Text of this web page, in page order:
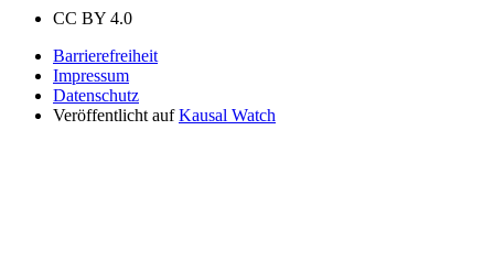
CC BY 4.0
Barrierefreiheit
Impressum
Datenschutz
Veröffentlicht auf Kausal Watch